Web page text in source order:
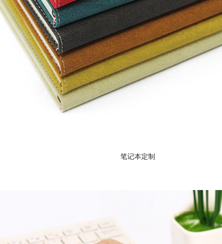
笔记本定制